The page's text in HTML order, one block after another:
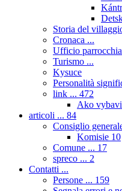
Storia del
Cronaca ...
Ufficio
Turismo ...
Kysuce
Personalità
link ... 472
Ako
articoli ... 84
Consiglio
Komisie 10
Comune ... 17
spreco ... 2
Contatti ...
Persone ... 159